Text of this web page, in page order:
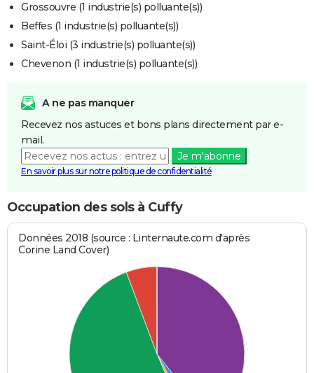
Grossouvre (1 industrie(s) polluante(s))
Beffes (1 industrie(s) polluante(s))
Saint-Éloi (3 industrie(s) polluante(s))
Chevenon (1 industrie(s) polluante(s))
A ne pas manquer
Recevez nos astuces et bons plans directement par e-
mail.
Je m'abonne
En savoir plus sur notre politique de confidentialité
Occupation des sols à Cuffy
Données 2018 (source : Linternaute.com d'après
Corine Land Cover)